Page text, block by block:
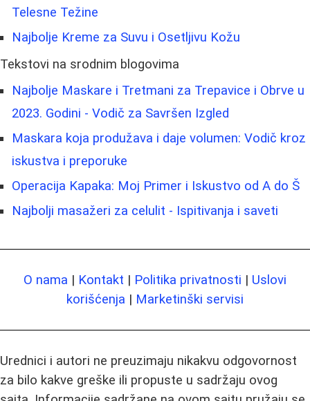
Telesne Težine
Najbolje Kreme za Suvu i Osetljivu Kožu
Tekstovi na srodnim blogovima
Najbolje Maskare i Tretmani za Trepavice i Obrve u
2023. Godini - Vodič za Savršen Izgled
Maskara koja produžava i daje volumen: Vodič kroz
iskustva i preporuke
Operacija Kapaka: Moj Primer i Iskustvo od A do Š
Najbolji masažeri za celulit - Ispitivanja i saveti
O nama | Kontakt | Politika privatnosti | Uslovi
korišćenja | Marketinški servisi
Urednici i autori ne preuzimaju nikakvu odgovornost
za bilo kakve greške ili propuste u sadržaju ovog